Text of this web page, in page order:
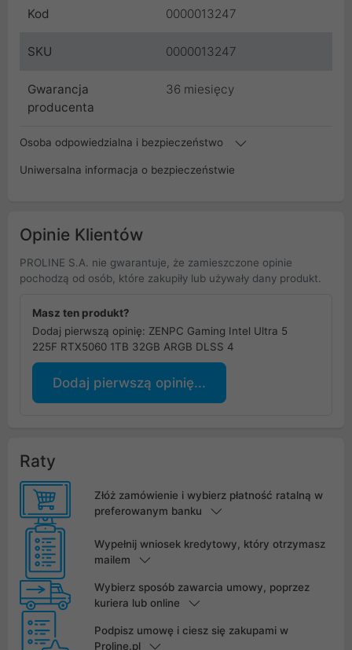
Kod 0000013247
SKU 0000013247
Gwarancja
producenta
36 miesięcy
Osoba odpowiedzialna i bezpieczeństwo
Uniwersalna informacja o bezpieczeństwie
Opinie Klientów
PROLINE S.A. nie gwarantuje, że zamieszczone opinie
pochodzą od osób, które zakupiły lub używały dany produkt.
Masz ten produkt?
Dodaj pierwszą opinię: ZENPC Gaming Intel Ultra 5
225F RTX5060 1TB 32GB ARGB DLSS 4
Dodaj pierwszą opinię...
Raty
Złóż zamówienie i wybierz płatność ratalną w
preferowanym banku
Wypełnij wniosek kredytowy, który otrzymasz
mailem
Wybierz sposób zawarcia umowy, poprzez
kuriera lub online
Podpisz umowę i ciesz się zakupami w
Proline.pl